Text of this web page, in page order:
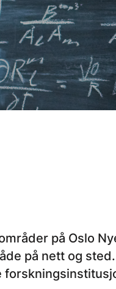
på Oslo
på nett og